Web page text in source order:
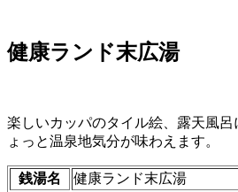
健康ランド末広湯
楽しいカッパのタイル絵、露天風
ょっと温泉地気分が味わえます。
銭湯名
健康ランド末広湯